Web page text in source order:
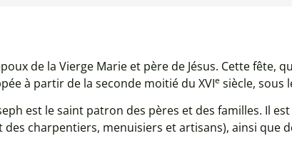
de la Vierge Marie et père de Jésus. Cette fête,
à partir de la seconde moitié du XVIe siècle, sous
est le saint patron des pères et des familles. Il
charpentiers, menuisiers et artisans), ainsi que